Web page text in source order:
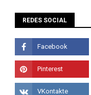
REDES SOCIAL